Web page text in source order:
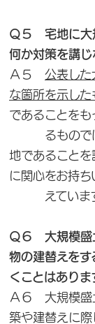
Ｑ５ 宅地に大
何か対策を講じ
Ａ５ 公表した
な箇所を示し
であることをも
るものでは
地であること
に関心をお持
えています
Ｑ６ 大規模盛
物の建替えを
くことはありま
Ａ６ 大規模盛
築や建替えに